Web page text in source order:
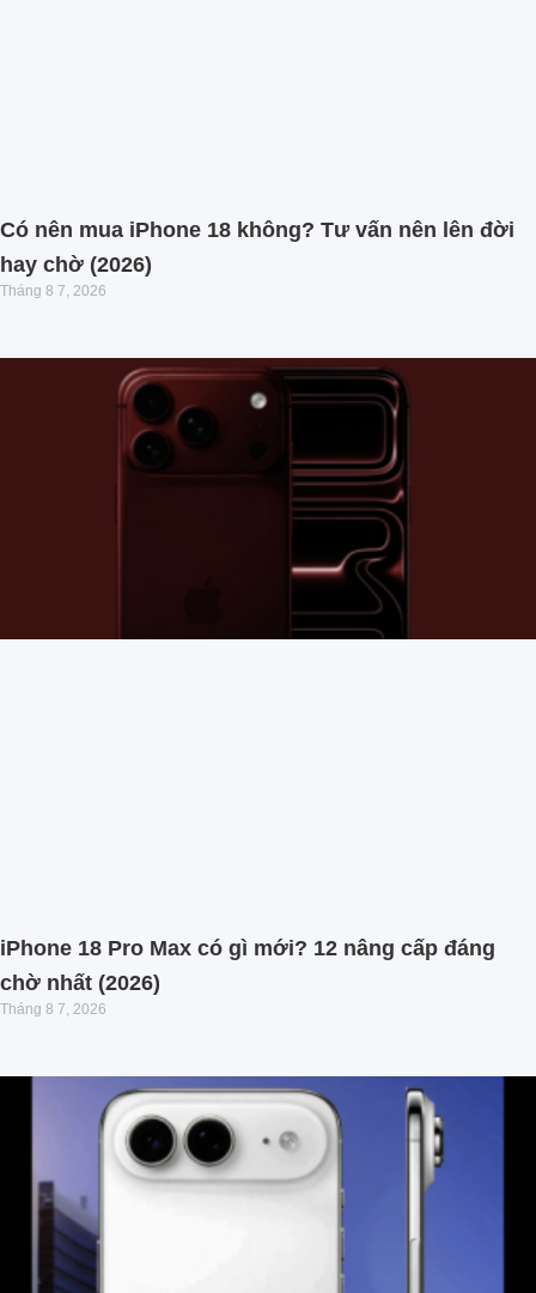
Có nên mua iPhone 18 không? Tư vấn nên lên đời
hay chờ (2026)
Tháng 8 7, 2026
iPhone 18 Pro Max có gì mới? 12 nâng cấp đáng
chờ nhất (2026)
Tháng 8 7, 2026